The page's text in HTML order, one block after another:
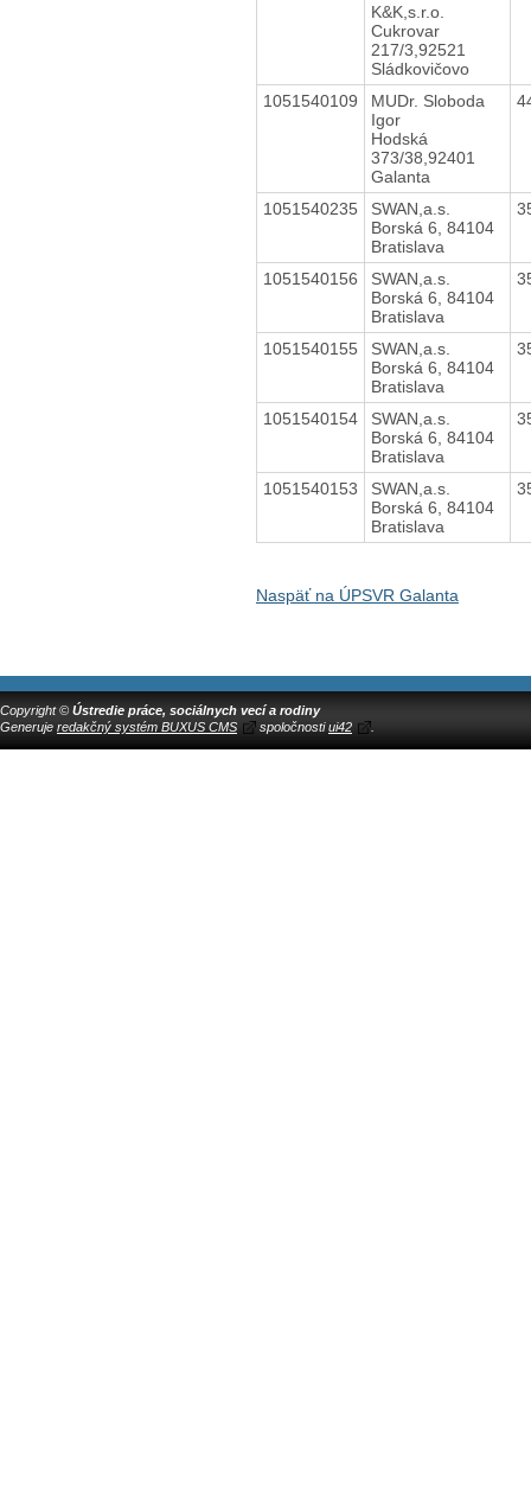
K&K,s.r.o.
Cukrovar
217/3,92521
Sládkovičovo
1051540109
MUDr. Sloboda
Igor
Hodská
373/38,92401
Galanta
1051540235
SWAN,a.s.
Borská 6, 84104
Bratislava
1051540156
SWAN,a.s.
Borská 6, 84104
Bratislava
1051540155
SWAN,a.s.
Borská 6, 84104
Bratislava
1051540154
SWAN,a.s.
Borská 6, 84104
Bratislava
1051540153
SWAN,a.s.
Borská 6, 84104
Bratislava
Naspäť na ÚPSVR Galanta
Copyright © Ústredie práce, sociálnych vecí a rodiny
Generuje redakčný systém BUXUS CMS spoločnostiui42